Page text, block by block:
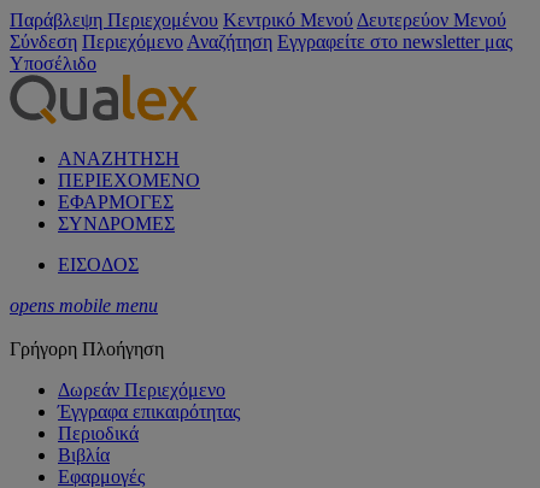
Παράβλεψη Περιεχομένου Κεντρικό Μενού Δευτερεύον Μενού
Σύνδεση Περιεχόμενο Αναζήτηση Εγγραφείτε στο newsletter μας
Υποσέλιδο
ΑΝΑΖΗΤΗΣΗ
ΠΕΡΙΕΧΟΜΕΝΟ
ΕΦΑΡΜΟΓΕΣ
ΣΥΝΔΡΟΜΕΣ
ΕΙΣΟΔΟΣ
opens mobile menu
Γρήγορη Πλοήγηση
Δωρεάν Περιεχόμενο
Έγγραφα επικαιρότητας
Περιοδικά
Βιβλία
Εφαρμογές